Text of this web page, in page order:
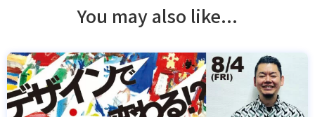
You may also like...